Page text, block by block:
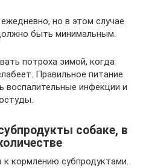
но в этом случае
быть минимальным.
потроха зимой, когда
Правильное питание
воспалительные инфекции и
собаке, в
кормлению субпродуктами.